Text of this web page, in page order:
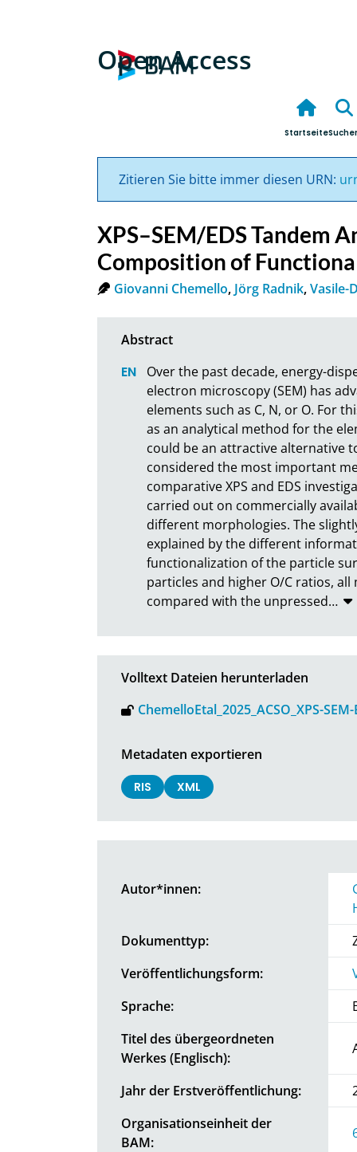
Open Access
Startseite
Zitieren Sie bitte immer diesen URN:
XPS–SEM/EDS Tandem
Composition of
Giovanni Chemello, Jörg Radnik,Vasile-
Over the past decade, energy-
electron microscopy (SEM) has
elements such as C, N, or O. For
as an analytical method for the
could be an attractive alternative
considered the most important
comparative XPS and EDS
carried out on commercially
different morphologies. The
explained by the different
functionalization of the particle
particles and higher O/C ratios,
compared with the unpressed…
Volltext Dateien herunterladen
ChemelloEtal_2025_ACSO_XPS-
Metadaten exportieren
RIS XML
Autor*innen:
Dokumenttyp:
Veröffentlichungsform:
Sprache:
Titel des übergeordneten
Werkes (Englisch):
Jahr der Erstveröffentlichung:
Organisationseinheit der
BAM: